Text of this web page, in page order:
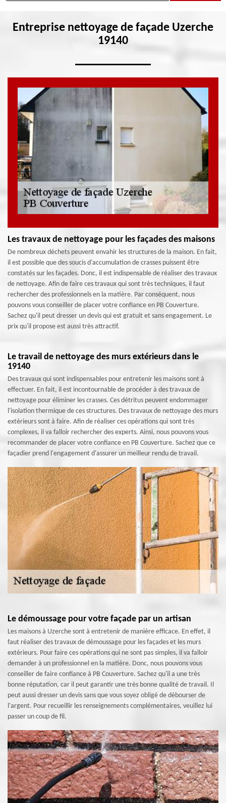
Entreprise nettoyage de façade Uzerche
19140
Les travaux de nettoyage pour les façades des maisons
De nombreux déchets peuvent envahir les structures de la maison. En fait,
il est possible que des soucis d'accumulation de crasses puissent être
constatés sur les façades. Donc, il est indispensable de réaliser des travaux
de nettoyage. Afin de faire ces travaux qui sont très techniques, il faut
rechercher des professionnels en la matière. Par conséquent, nous
pouvons vous conseiller de placer votre confiance en PB Couverture.
Sachez qu'il peut dresser un devis qui est gratuit et sans engagement. Le
prix qu'il propose est aussi très attractif.
Le travail de nettoyage des murs extérieurs dans le
19140
Des travaux qui sont indispensables pour entretenir les maisons sont à
effectuer. En fait, il est incontournable de procéder à des travaux de
nettoyage pour éliminer les crasses. Ces détritus peuvent endommager
l'isolation thermique de ces structures. Des travaux de nettoyage des murs
extérieurs sont à faire. Afin de réaliser ces opérations qui sont très
complexes, il va falloir rechercher des experts. Ainsi, nous pouvons vous
recommander de placer votre confiance en PB Couverture. Sachez que ce
façadier prend l'engagement d'assurer un meilleur rendu de travail.
Le démoussage pour votre façade par un artisan
Les maisons à Uzerche sont à entretenir de manière efficace. En effet, il
faut réaliser des travaux de démoussage pour les façades et les murs
extérieurs. Pour faire ces opérations qui ne sont pas simples, il va falloir
demander à un professionnel en la matière. Donc, nous pouvons vous
conseiller de faire confiance à PB Couverture. Sachez qu'il a une très
bonne réputation, car il peut garantir une très bonne qualité de travail. Il
peut aussi dresser un devis sans que vous soyez obligé de débourser de
l'argent. Pour recueillir les renseignements complémentaires, veuillez lui
passer un coup de fil.